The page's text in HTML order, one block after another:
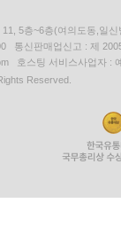
5층~6층(여의도동,일신
통신판매업신고 : 제
호스팅 서비스사업자 :
Reserved.